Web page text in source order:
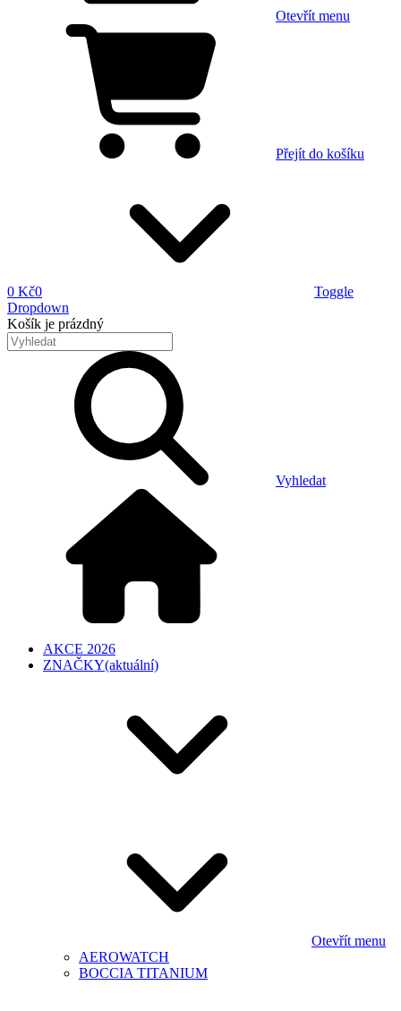
Otevřít menu
Přejít do košíku
0 Kč0
Toggle
Dropdown
Košík je prázdný
Vyhledat
AKCE 2026
ZNAČKY(aktuální)
Otevřít menu
AEROWATCH
BOCCIA TITANIUM